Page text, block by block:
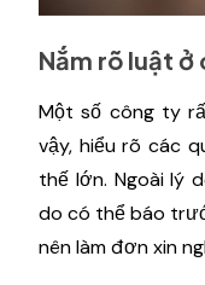
Nắm rõ luật ở
Một số công ty
vậy, hiểu rõ các
thế lớn. Ngoài lý
do có thể báo
nên làm đơn xin